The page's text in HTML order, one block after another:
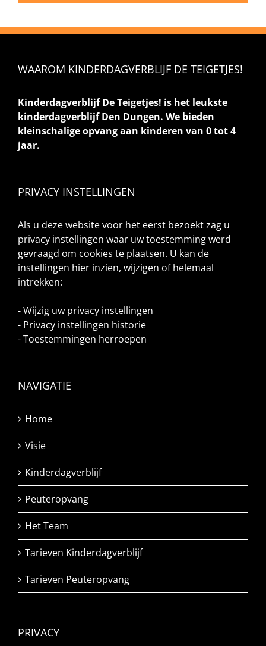
WAAROM KINDERDAGVERBLIJF DE TEIGETJES!
Kinderdagverblijf De Teigetjes! is het leukste
kinderdagverblijf Den Dungen. We bieden
kleinschalige opvang aan kinderen van 0 tot 4
jaar.
PRIVACY INSTELLINGEN
Als u deze website voor het eerst bezoekt zag u
privacy instellingen waar uw toestemming werd
gevraagd om cookies te plaatsen. U kan de
instellingen hier inzien, wijzigen of helemaal
intrekken:
-Wijzig uw privacy instellingen
- Privacy instellingen historie
-Toestemmingen herroepen
NAVIGATIE
Home
Visie
Kinderdagverblijf
Peuteropvang
Het Team
Tarieven Kinderdagverblijf
Tarieven Peuteropvang
PRIVACY